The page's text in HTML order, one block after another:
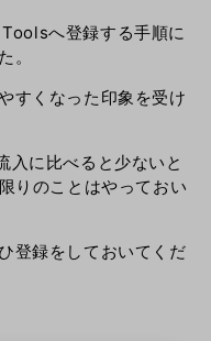
へ登録する手順に
。
すくなった印象を受け
に比べると少ないと
りのことはやっておい
登録をしておいてくだ